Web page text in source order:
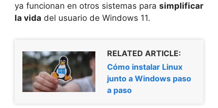
ya funcionan en otros sistemas para simplificar
la vida del usuario de Windows 11.
RELATED ARTICLE:
Cómo instalar Linux
junto a Windows paso
a paso